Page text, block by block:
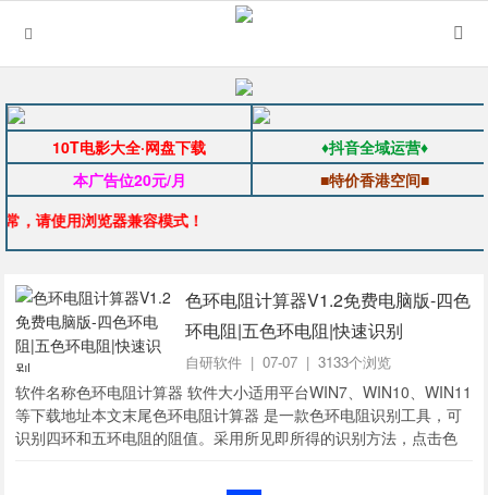
10T电影大全·网盘下载
♦抖音全域运营♦
本广告位20元/月
■特价香港空间■
，请使用浏览器兼容模式！
色环电阻计算器V1.2免费电脑版-四色
环电阻|五色环电阻|快速识别
自研软件| 07-07 | 3133个浏览
软件名称色环电阻计算器 软件大小适用平台WIN7、WIN10、WIN11
等下载地址本文末尾色环电阻计算器 是一款色环电阻识别工具，可
识别四环和五环电阻的阻值。采用所见即所得的识别方法，点击色